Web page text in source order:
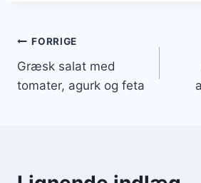
Indlægsnavigation
FORRIGE
Græsk salat med
tomater, agurk og feta